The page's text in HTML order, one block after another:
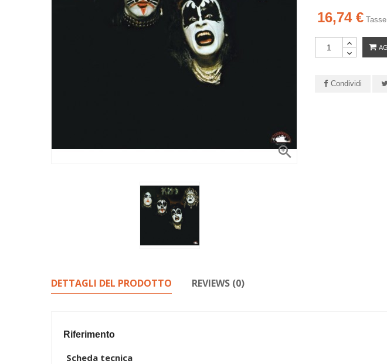

16,74 €
Condividi
DETTAGLI DEL PRODOTTO REVIEWS (0)
Riferimento
Scheda tecnica